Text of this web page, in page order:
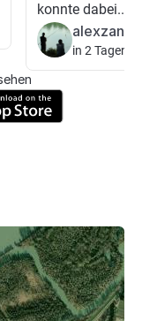
konnte dabei...
in 2 Tagen